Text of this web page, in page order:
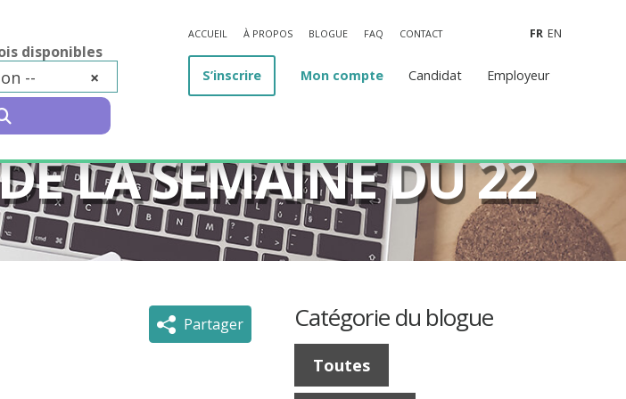
disponibles
×
--
ACCUEIL À PROPOS BLOGUE FAQ CONTACT FR EN
S’inscrire Mon compte Candidat Employeur
LA SEMAINE DU 22
Partager Catégorie du blogue
Toutes